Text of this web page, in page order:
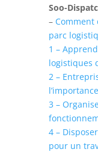
Soo-
– Comment
parc
1 –
logistiques
2 –
3 –
4 –
pour un